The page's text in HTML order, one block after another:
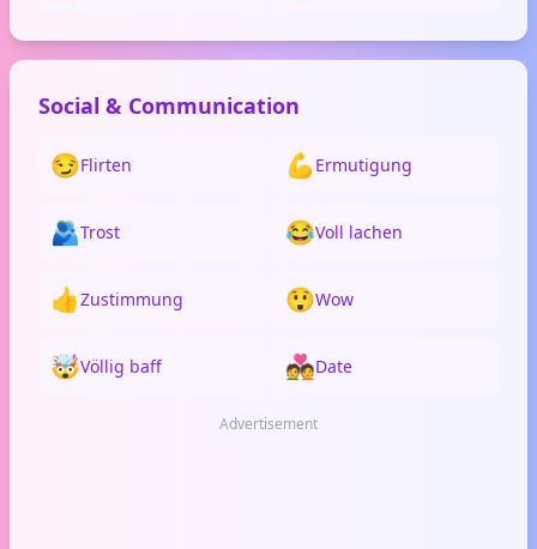
Social & Communication
😏Flirten 💪 Ermutigung
🫂Trost 😂Voll lachen
👍Zustimmung 😲Wow
🤯Völlig baff 💑Date
Advertisement